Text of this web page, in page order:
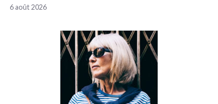
6 août 2026